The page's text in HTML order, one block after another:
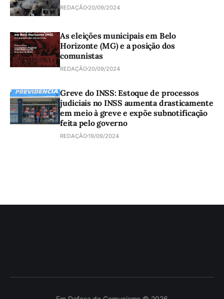
REDAÇÃO 20/09/2024
As eleições municipais em Belo
Horizonte (MG) e a posição dos
comunistas
REDAÇÃO 20/09/2024
Greve do INSS: Estoque de processos
judiciais no INSS aumenta drasticamente
em meio à greve e expõe subnotificação
feita pelo governo
REDAÇÃO19/09/2024